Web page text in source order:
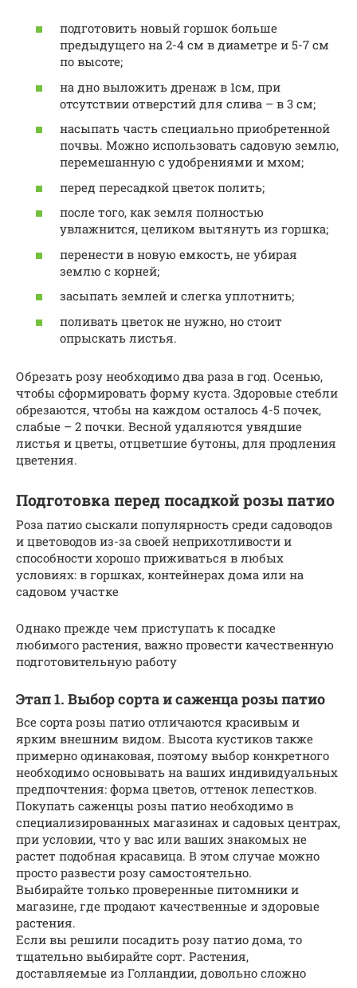
подготовить новый горшок больше
предыдущего на 2-4 см в диаметре и 5-7 см
по высоте;
на дно выложить дренаж в 1см, при
отсутствии отверстий для слива – в 3 см;
насыпать часть специально приобретенной
почвы. Можно использовать садовую землю,
перемешанную с удобрениями и мхом;
перед пересадкой цветок полить;
после того, как земля полностью
увлажнится, целиком вытянуть из горшка;
перенести в новую емкость, не убирая
землю с корней;
засыпать землей и слегка уплотнить;
поливать цветок не нужно, но стоит
опрыскать листья.
Обрезать розу необходимо два раза в год. Осенью,
чтобы сформировать форму куста. Здоровые стебли
обрезаются, чтобы на каждом осталось 4-5 почек,
слабые – 2 почки. Весной удаляются увядшие
листья и цветы, отцветшие бутоны, для продления
цветения.
Подготовка перед посадкой розы патио
Роза патио сыскали популярность среди садоводов
и цветоводов из-за своей неприхотливости и
способности хорошо приживаться в любых
условиях: в горшках, контейнерах дома или на
садовом участке
Однако прежде чем приступать к посадке
любимого растения, важно провести качественную
подготовительную работу
Этап 1. Выбор сорта и саженца розы патио
Все сорта розы патио отличаются красивым и
ярким внешним видом. Высота кустиков также
примерно одинаковая, поэтому выбор конкретного
необходимо основывать на ваших индивидуальных
предпочтения: форма цветов, оттенок лепестков.
Покупать саженцы розы патио необходимо в
специализированных магазинах и садовых центрах,
при условии, что у вас или ваших знакомых не
растет подобная красавица. В этом случае можно
просто развести розу самостоятельно.
Выбирайте только проверенные питомники и
магазине, где продают качественные и здоровые
растения.
Если вы решили посадить розу патио дома, то
тщательно выбирайте сорт. Растения,
доставляемые из Голландии, довольно сложно